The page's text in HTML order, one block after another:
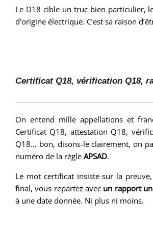
Le D18 cible un truc bien particulier,
d’origine électrique. C’est sa raison
Certificat Q18, vérification Q18,
On entend mille appellations et
Certificat Q18, attestation Q18,
Q18… bon, disons-le clairement, on
numéro de la règle APSAD.
Le mot certificat insiste sur la
final, vous repartez avec un rapport
à une date donnée. Ni plus ni moins.